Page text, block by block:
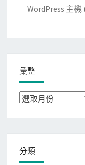
WordPress 主機
彙整
彙
分類